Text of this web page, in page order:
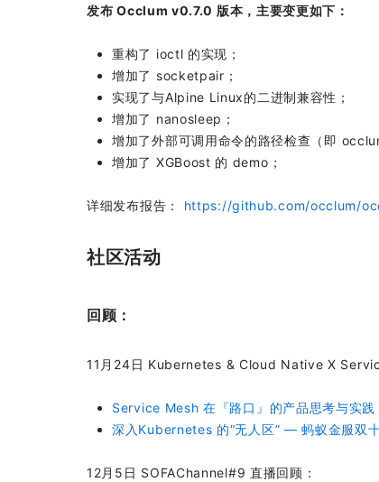
发布 Occlum v0.7.0 版本，主要变更如下：
重构了 ioctl 的实现；
增加了 socketpair；
实现了与Alpine Linux的二进制兼容性；
增加了 nanosleep；
增加了外部可调用命令的路径检查（即
增加了 XGBoost 的 demo；
详细发布报告： https://github.com/occlum/
社区活动
回顾：
11月24日 Kubernetes & Cloud Native X
Service Mesh 在『路口』的产品思考与实践
深入Kubernetes 的“无人区” — 蚂蚁金服双
12月5日 SOFAChannel#9 直播回顾：